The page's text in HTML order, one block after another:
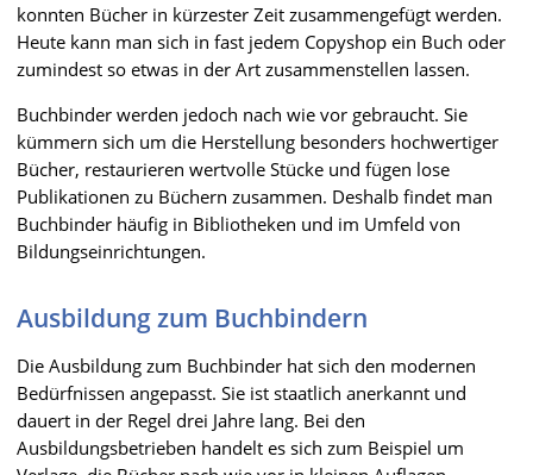
konnten Bücher in kürzester Zeit zusammengefügt werden.
Heute kann man sich in fast jedem Copyshop ein Buch oder
zumindest so etwas in der Art zusammenstellen lassen.
Buchbinder werden jedoch nach wie vor gebraucht. Sie
kümmern sich um die Herstellung besonders hochwertiger
Bücher, restaurieren wertvolle Stücke und fügen lose
Publikationen zu Büchern zusammen. Deshalb findet man
Buchbinder häufig in Bibliotheken und im Umfeld von
Bildungseinrichtungen.
Ausbildung zum Buchbindern
Die Ausbildung zum Buchbinder hat sich den modernen
Bedürfnissen angepasst. Sie ist staatlich anerkannt und
dauert in der Regel drei Jahre lang. Bei den
Ausbildungsbetrieben handelt es sich zum Beispiel um